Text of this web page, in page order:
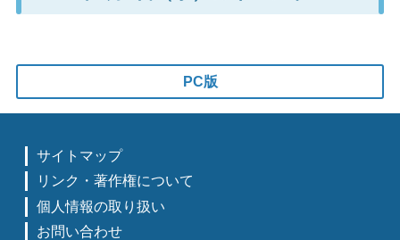
PC版
サイトマップ
リンク・著作権について
個人情報の取り扱い
お問い合わせ